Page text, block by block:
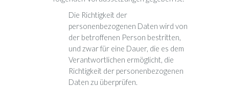
Die Richtigkeit der
personenbezogenen Daten wird von
der betroffenen Person bestritten,
und zwar für eine Dauer, die es dem
Verantwortlichen ermöglicht, die
Richtigkeit der personenbezogenen
Daten zu überprüfen.